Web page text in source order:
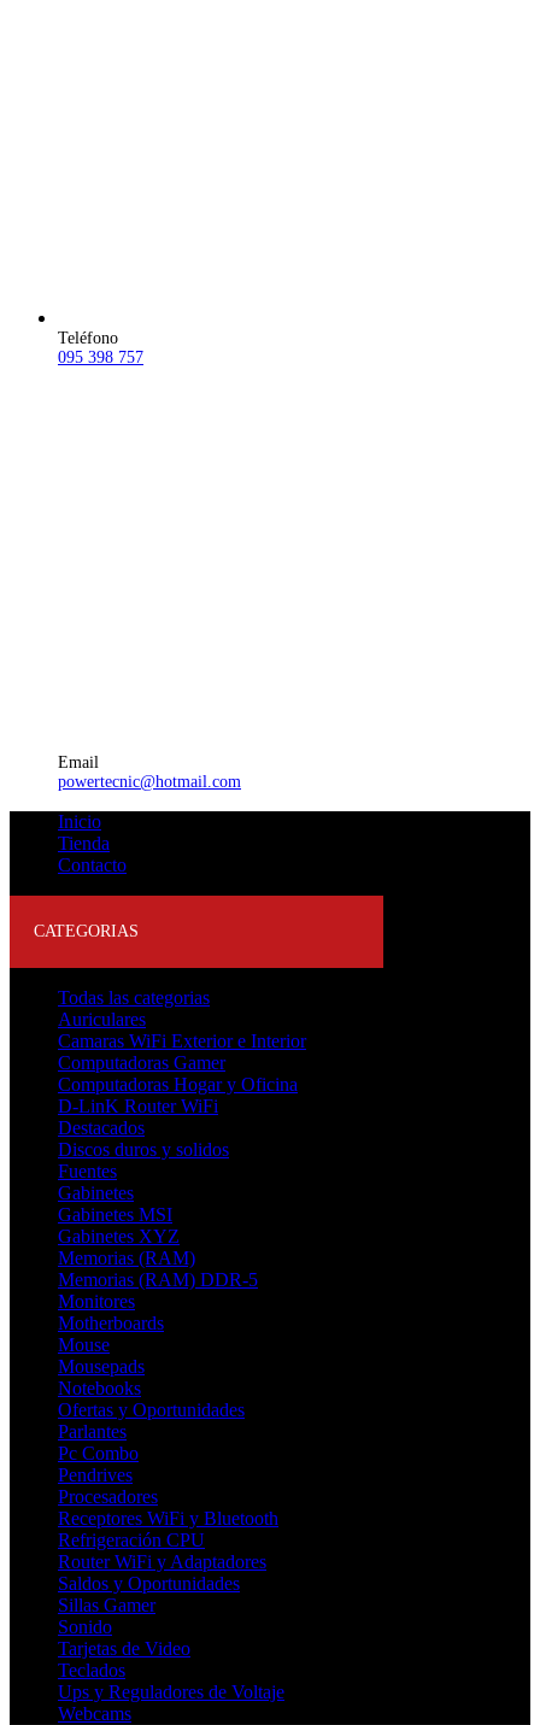
Teléfono
095 398 757
Email
powertecnic@hotmail.com
Inicio
Tienda
Contacto
CATEGORIAS
Todas las categorias
Auriculares
Camaras WiFi Exterior e Interior
Computadoras Gamer
Computadoras Hogar y Oficina
D-LinK Router WiFi
Destacados
Discos duros y solidos
Fuentes
Gabinetes
Gabinetes MSI
Gabinetes XYZ
Memorias (RAM)
Memorias (RAM) DDR-5
Monitores
Motherboards
Mouse
Mousepads
Notebooks
Ofertas y Oportunidades
Parlantes
Pc Combo
Pendrives
Procesadores
Receptores WiFi y Bluetooth
Refrigeración CPU
Router WiFi y Adaptadores
Saldos y Oportunidades
Sillas Gamer
Sonido
Tarjetas de Video
Teclados
Ups y Reguladores de Voltaje
Webcams